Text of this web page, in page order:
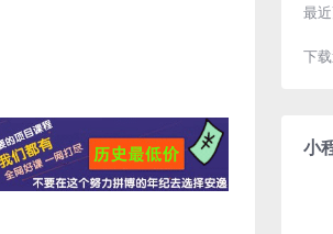
最
下
小